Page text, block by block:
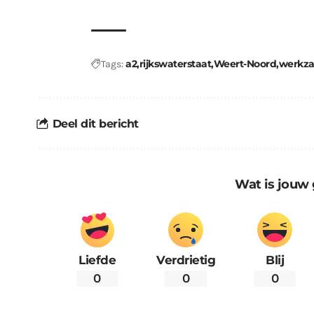
Tags:a2rijkswaterstaatWeert-Noord
Deel dit bericht
Wat is jouw
Liefde
0
Verdrietig
0
Blij
0